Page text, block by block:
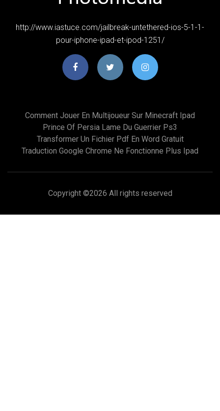
http://www.iastuce.com/jailbreak-untethered-ios-5-1-1-
pour-iphone-ipad-et-ipod-1251/
Comment Jouer En Multijoueur Sur Minecraft Ipad
Prince Of Persia Lame Du Guerrier Ps3
Transformer Un Fichier Pdf En Word Gratuit
Traduction Google Chrome Ne Fonctionne Plus Ipad
Copyright ©2026 All rights reserved